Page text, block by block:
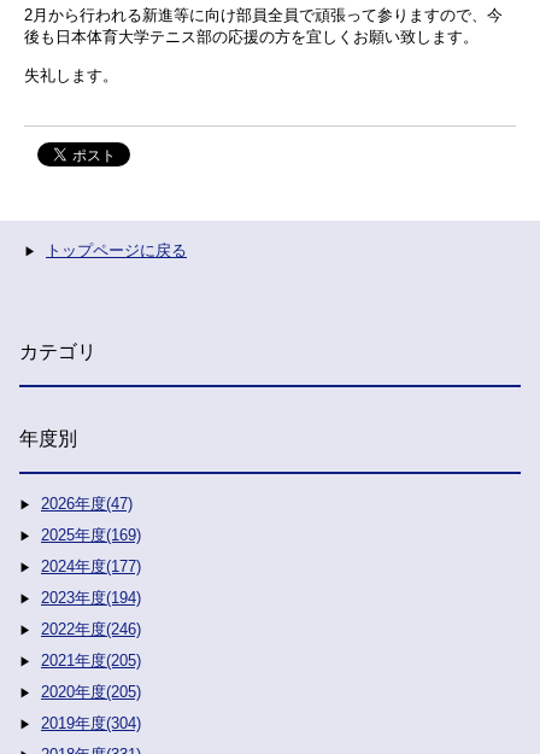
2月から行われる新進等に向け部員全員で頑張って参りますので、今
後も日本体育大学テニス部の応援の方を宜しくお願い致します。
失礼します。
トップページに戻る
カテゴリ
年度別
2026年度(47)
2025年度(169)
2024年度(177)
2023年度(194)
2022年度(246)
2021年度(205)
2020年度(205)
2019年度(304)